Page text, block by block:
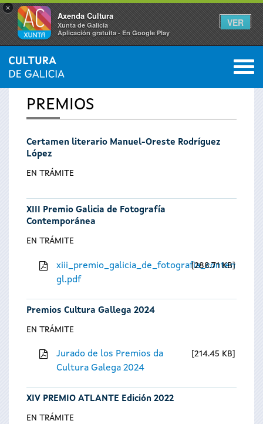
×
Axenda Cultura
Xunta de Galicia
Aplicación gratuíta - En Google Play
VER
Se
encuentra
usted
aquí
INICIO 0
PREMIOS
Certamen literario Manuel-Oreste Rodríguez
López
EN TRÁMITE
XIII Premio Galicia de Fotografía
Contemporánea
EN TRÁMITE
gl.pdf
288.71 KB
Premios Cultura Gallega 2024
EN TRÁMITE
Jurado de los Premios da
Cultura Galega 2024
214.45 KB
XIV PREMIO ATLANTE Edición 2022
EN TRÁMITE